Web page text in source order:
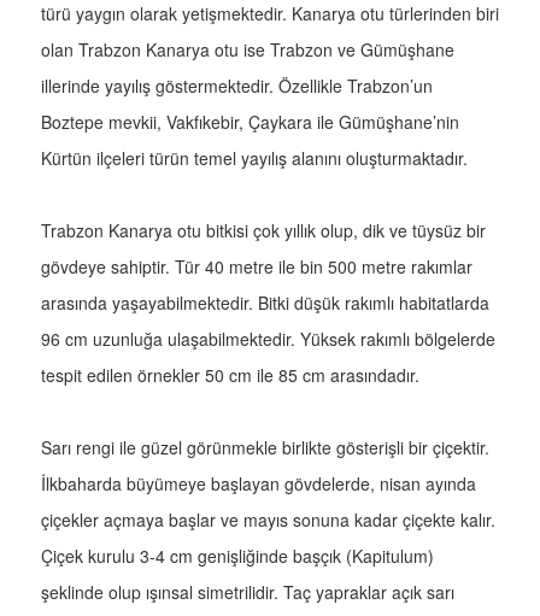
türü yaygın olarak yetişmektedir. Kanarya otu türlerinden biri
olan Trabzon Kanarya otu ise Trabzon ve Gümüşhane
illerinde yayılış göstermektedir. Özellikle Trabzon’un
Boztepe mevkii, Vakfıkebir, Çaykara ile Gümüşhane’nin
Kürtün ilçeleri türün temel yayılış alanını oluşturmaktadır.
Trabzon Kanarya otu bitkisi çok yıllık olup, dik ve tüysüz bir
gövdeye sahiptir. Tür 40 metre ile bin 500 metre rakımlar
arasında yaşayabilmektedir. Bitki düşük rakımlı habitatlarda
96 cm uzunluğa ulaşabilmektedir. Yüksek rakımlı bölgelerde
tespit edilen örnekler 50 cm ile 85 cm arasındadır.
Sarı rengi ile güzel görünmekle birlikte gösterişli bir çiçektir.
İlkbaharda büyümeye başlayan gövdelerde, nisan ayında
çiçekler açmaya başlar ve mayıs sonuna kadar çiçekte kalır.
Çiçek kurulu 3-4 cm genişliğinde başçık (Kapitulum)
şeklinde olup ışınsal simetrilidir. Taç yapraklar açık sarı